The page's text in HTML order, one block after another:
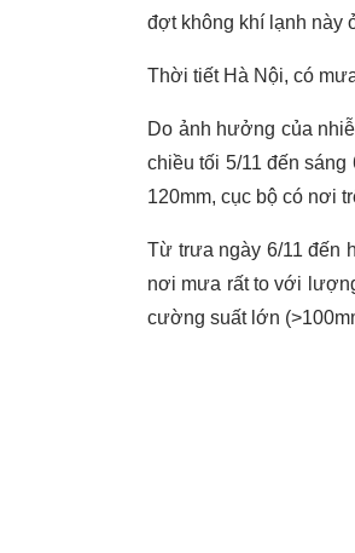
đợt không khí lạnh này
Thời tiết Hà Nội, có
Do ảnh hưởng của
chiều tối 5/11 đến
120mm, cục bộ có nơi
Từ trưa ngày 6/11 đến
nơi mưa rất to với
cường suất lớn